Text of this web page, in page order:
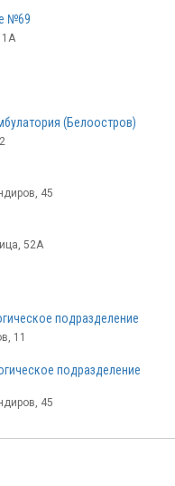
№69
(Белоостров)
45
52А
подразделение
11
подразделение
45